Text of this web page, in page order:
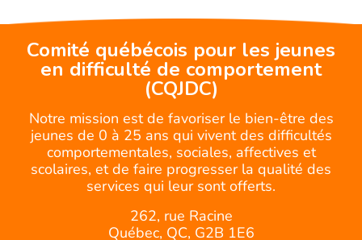
Comité québécois pour les jeunes
en difficulté de comportement
(CQJDC)
Notre mission est de favoriser le bien-être des
jeunes de 0 à 25 ans qui vivent des difficultés
comportementales, sociales, affectives et
scolaires, et de faire progresser la qualité des
services qui leur sont offerts.
262, rue Racine
Québec, QC, G2B 1E6